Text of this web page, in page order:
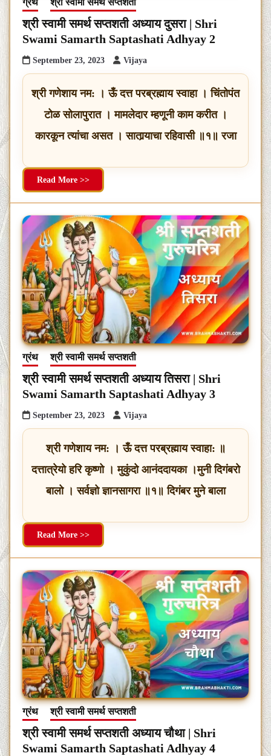
ग्रंथ श्री स्वामी समर्थ सप्तशती
श्री स्वामी समर्थ सप्तशती अध्याय दुसरा | Shri
Swami Samarth Saptashati Adhyay 2
September 23, 2023 Vijaya
श्री गणेशाय नम: । ऊँ दत्त परब्रह्माय स्वाहा । चिंतोपंत
टोळ सोलापुरात । मामलेदार म्हणूनी काम करीत ।
कारकून त्यांचा असत । सातार्‍याचा रहिवासी ॥१॥ रजा
Read More >>
ग्रंथ श्री स्वामी समर्थ सप्तशती
श्री स्वामी समर्थ सप्तशती अध्याय तिसरा | Shri
Swami Samarth Saptashati Adhyay 3
September 23, 2023 Vijaya
श्री गणेशाय नम: । ऊँ दत्त परब्रह्माय स्वाहा: ॥
दत्तात्रेयो हरि कृष्णो । मुकुंदो आनंददायका ।मुनी दिगंबरो
बालो । सर्वज्ञो ज्ञानसागरा ॥१॥ दिगंबर मुने बाला
Read More >>
ग्रंथ श्री स्वामी समर्थ सप्तशती
श्री स्वामी समर्थ सप्तशती अध्याय चौथा | Shri
Swami Samarth Saptashati Adhyay 4